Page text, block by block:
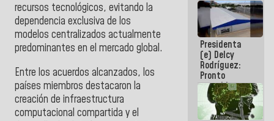
recursos tecnológicos, evitando la
dependencia exclusiva de los
modelos centralizados actualmente
predominantes en el mercado global.
Entre los acuerdos alcanzados, los
países miembros destacaron la
creación de infraestructura
computacional compartida y el
para
adaptarse
al plan de
ahorro
energético
Presidenta
(e) Delcy
Rodríguez:
Pronto
restableceremos
las
operaciones
en el